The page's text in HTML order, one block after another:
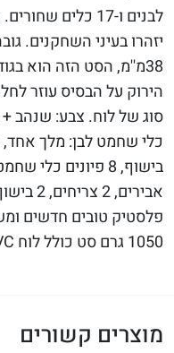
לבנים ו-17
38מ''מ, הסט הזה הוא
הירוק על הבסיס עוזר
סוג של לוח. צבע: שנהב
פלסטיק טובים חדשים
1050 גרם סט כולל לוח PVC והוא ארוז בקופסת קרטון.
מוצרים קשורים